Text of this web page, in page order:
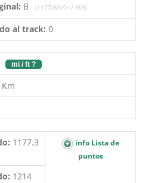
B (1177/63/0/-/-/63)
al track: 0
mi / ft ?
1177.3
info Lista de
puntos
1214